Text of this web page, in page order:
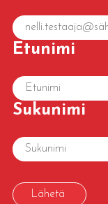
Etunimi
Sukunimi
Lähetä